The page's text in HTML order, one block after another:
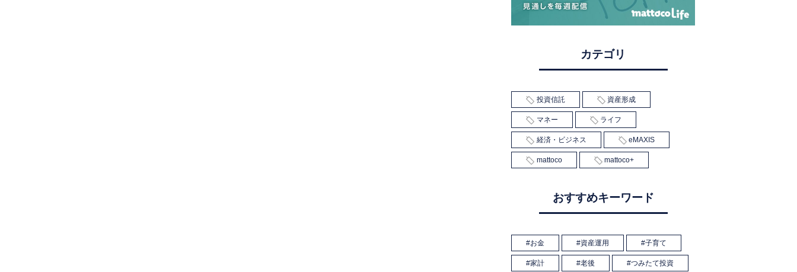
カテゴリ
投資信託 資産形成
マネー ライフ
経済・ビジネス eMAXIS
mattoco mattoco+
おすすめキーワード
お金 資産運用 子育て
家計 老後 つみたて投資